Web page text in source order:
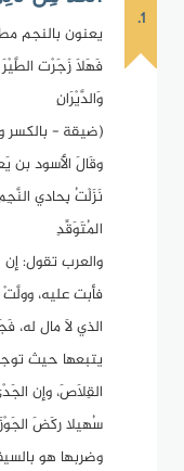
1.
يعنون بالنجم
فَهَلاَ زَجَرْت
وَالدَّيْرَانِ
(ضيقة - بالكسر
وقَالَ الأَسود بن
نَزَلْتُ بِحادي
المُتَوَقِّدِ
والعرب تقول: إن
فأبت عليه،
الذي لاَ مال له،
يتبعها حيث
القِلاَصَ، وإن
سُهيلا ركَضَ
وضربها هو